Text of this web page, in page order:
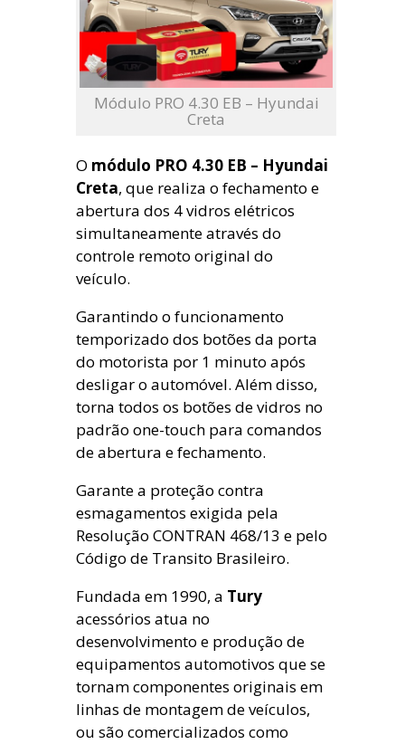
Módulo PRO 4.30 EB – Hyundai
Creta
O módulo PRO 4.30 EB – Hyundai
Creta, que realiza o fechamento e
abertura dos 4 vidros elétricos
simultaneamente através do
controle remoto original do
veículo.
Garantindo o funcionamento
temporizado dos botões da porta
do motorista por 1 minuto após
desligar o automóvel. Além disso,
torna todos os botões de vidros no
padrão one-touch para comandos
de abertura e fechamento.
Garante a proteção contra
esmagamentos exigida pela
Resolução CONTRAN 468/13 e pelo
Código de Transito Brasileiro.
Fundada em 1990, a Tury
acessórios atua no
desenvolvimento e produção de
equipamentos automotivos que se
tornam componentes originais em
linhas de montagem de veículos,
ou são comercializados como